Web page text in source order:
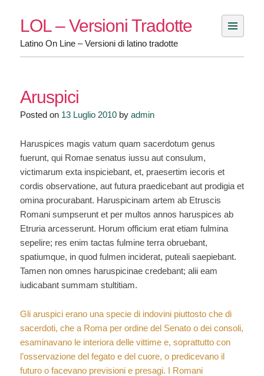
content
LOL – Versioni Tradotte
Latino On Line – Versioni di latino tradotte
Aruspici
Posted on 13 Luglio 2010by admin
Haruspices magis vatum quam sacerdotum genus
fuerunt, qui Romae senatus iussu aut consulum,
victimarum exta inspiciebant, et, praesertim iecoris et
cordis observatione, aut futura praedicebant aut prodigia et
omina procurabant. Haruspicinam artem ab Etruscis
Romani sumpserunt et per multos annos haruspices ab
Etruria arcesserunt. Horum officium erat etiam fulmina
sepelire; res enim tactas fulmine terra obruebant,
spatiumque, in quod fulmen inciderat, puteali saepiebant.
Tamen non omnes haruspicinae credebant; alii eam
iudicabant summam stultitiam.
Gli aruspici erano una specie di indovini piuttosto che di
sacerdoti, che a Roma per ordine del Senato o dei consoli,
esaminavano le interiora delle vittime e, soprattutto con
l’osservazione del fegato e del cuore, o predicevano il
futuro o facevano previsioni e presagi. I Romani